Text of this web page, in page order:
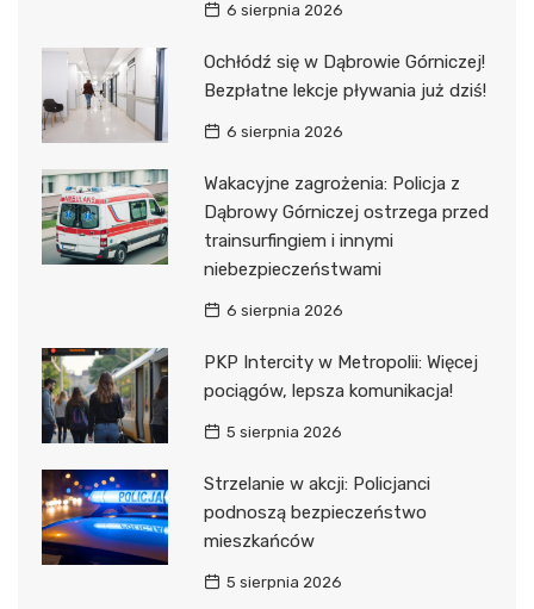
6 sierpnia 2026
Ochłódź się w Dąbrowie Górniczej!
Bezpłatne lekcje pływania już dziś!
6 sierpnia 2026
Wakacyjne zagrożenia: Policja z
Dąbrowy Górniczej ostrzega przed
trainsurfingiem i innymi
niebezpieczeństwami
6 sierpnia 2026
PKP Intercity w Metropolii: Więcej
pociągów, lepsza komunikacja!
5 sierpnia 2026
Strzelanie w akcji: Policjanci
podnoszą bezpieczeństwo
mieszkańców
5 sierpnia 2026